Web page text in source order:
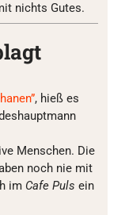
nichts Gutes.
, hieß es
Menschen. Die
noch nie mit
im Cafe Puls ein